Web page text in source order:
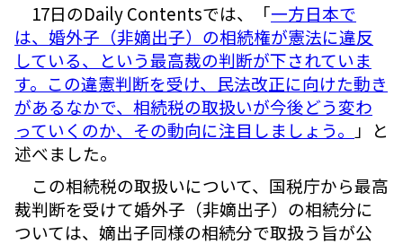
17日のDaily Contentsでは、「一方日本で
は、婚外子（非嫡出子）の相続権が憲法に違反
している、という最高裁の判断が下されていま
す。この違憲判断を受け、民法改正に向けた動き
があるなかで、相続税の取扱いが今後どう変わ
っていくのか、その動向に注目しましょう。
」と
述べました。
この相続税の取扱いについて、国税庁から最高
裁判断を受けて婚外子（非嫡出子）の相続分に
ついては、嫡出子同様の相続分で取扱う旨が公